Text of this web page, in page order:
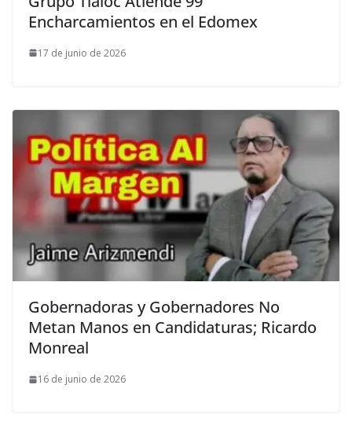
Encharcamientos en el Edomex
17 de junio de 2026
Gobernadoras y Gobernadores No
Metan Manos en Candidaturas; Ricardo
Monreal
16 de junio de 2026